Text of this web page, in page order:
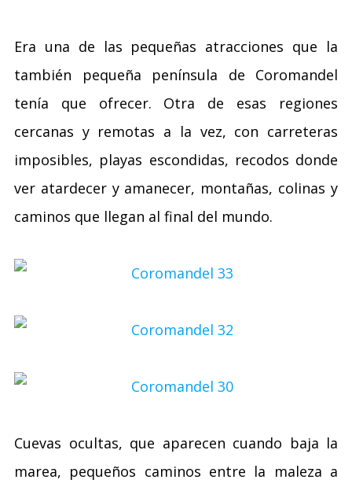
Era una de las pequeñas atracciones que la
también pequeña península de Coromandel
tenía que ofrecer. Otra de esas regiones
cercanas y remotas a la vez, con carreteras
imposibles, playas escondidas, recodos donde
ver atardecer y amanecer, montañas, colinas y
caminos que llegan al final del mundo.
Cuevas ocultas, que aparecen cuando baja la
marea, pequeños caminos entre la maleza a